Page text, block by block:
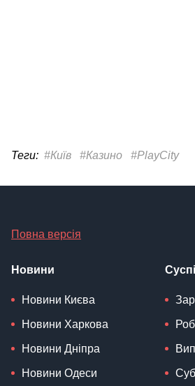
Теги: #Київ #Казино #PlayCity
Повна версія
Новини
Новини Києва
Новини Харкова
Новини Дніпра
Новини Одеси